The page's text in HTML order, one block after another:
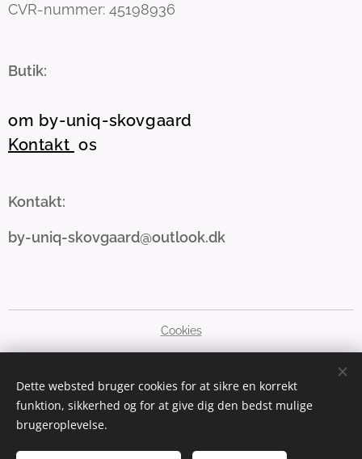
CVR-nummer: 45198936
Butik:
om by-uniq-skovgaard
Kontakt os
Kontakt:
by-uniq-skovgaard@outlook.dk
Cookies
Dansk
English
Dette websted bruger cookies for at sikre en korrekt
funktion, sikkerhed og for at give dig den bedst mulige
brugeroplevelse.